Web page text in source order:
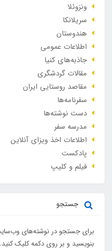
ونزوئلا
سریلانکا
هندوستان
اطلاعات عمومی
جاذبه‌های کنیا
مقالات گردشگری
مقاصد روستایی ایران
سفرنامه‌ها
دست نوشته‌ها
مدرسه سفر
اطلاعات اخذ ویزای آنلاین
پادکست
فیلم و کلیپ
جستجو
برای جستجو در نوشته‌های
بنویسید و بر روی دکمه کلیک کنید.